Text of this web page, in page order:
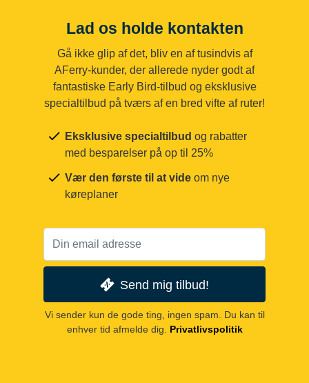
Lad os holde kontakten
Gå ikke glip af det, bliv en af tusindvis af
AFerry-kunder, der allerede nyder godt af
fantastiske Early Bird-tilbud og eksklusive
specialtilbud på tværs af en bred vifte af ruter!
Eksklusive specialtilbud og rabatter
med besparelser på op til 25%
Vær den første til at vide om nye
køreplaner
Send mig tilbud!
Vi sender kun de gode ting, ingen spam. Du kan til
enhver tid afmelde dig.
Privatlivspolitik